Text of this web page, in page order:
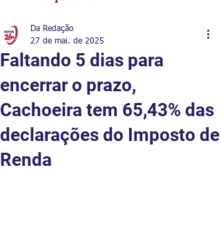
Faltando 5 dias para
encerrar o prazo,
Cachoeira tem 65,43% das
declarações do Imposto de
Renda
Da Redação
27 de mai. de 2025